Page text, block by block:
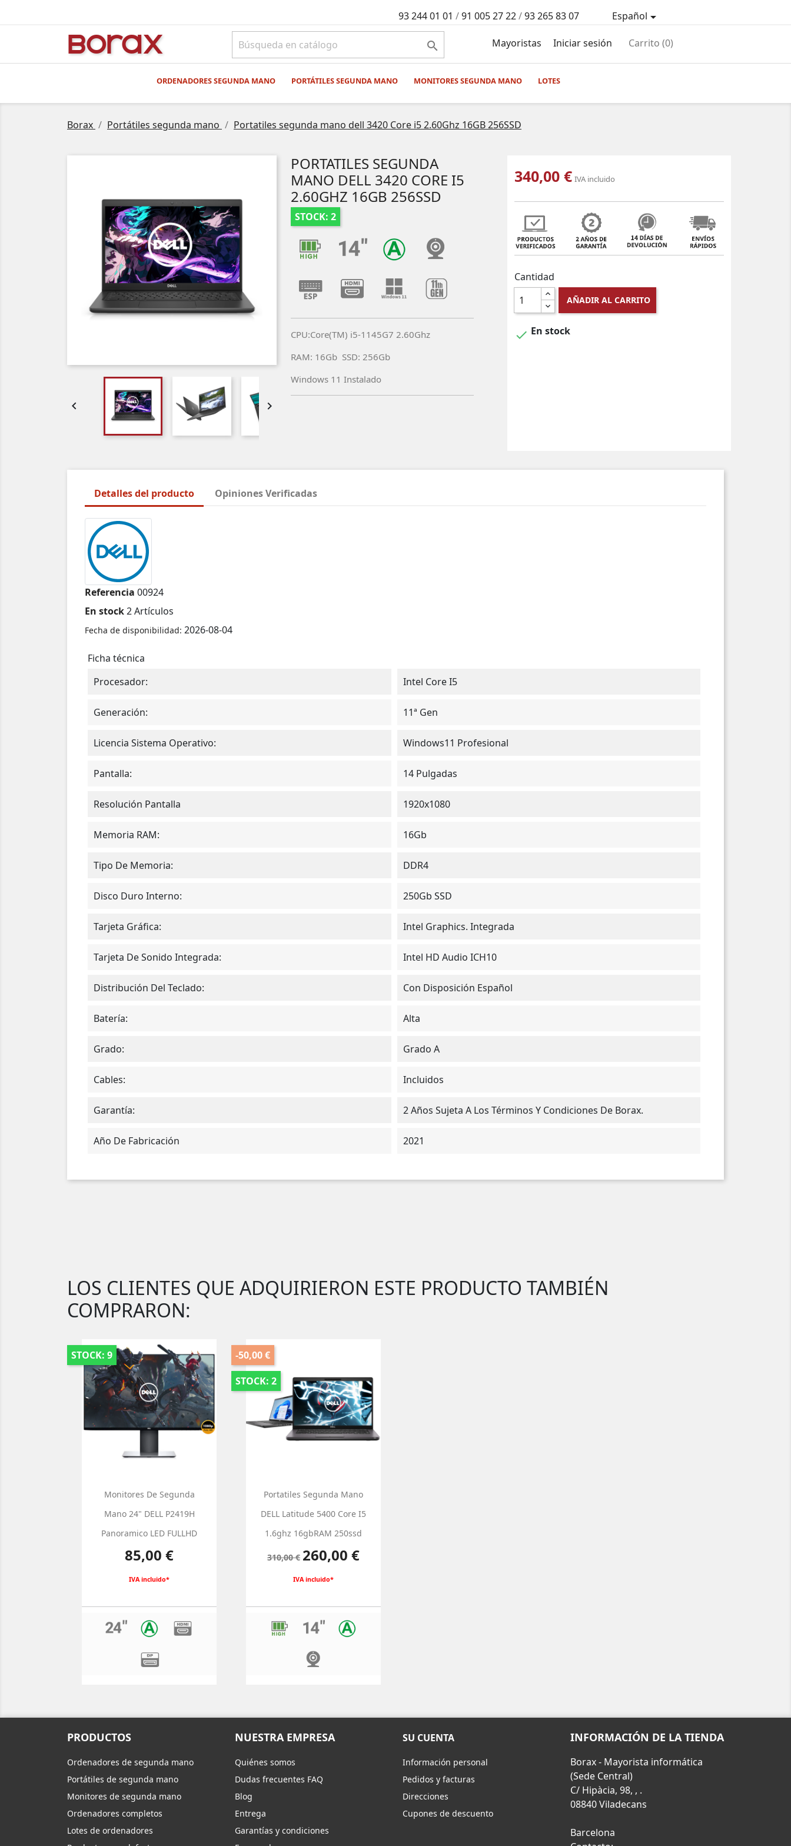
93 244 01 01 /91 005 27 22/93 265 83 07 Español
BOrAx  Mayoristas Iniciar sesión Carrito (0)
ORDENADORES SEGUNDA MANO PORTÁTILES SEGUNDA MANO MONITORES SEGUNDA MANO LOTES
Borax Portátiles segunda mano Portatiles segunda mano dell 3420 Core i5 2.60Ghz 16GB 256SSD
 
PORTATILES SEGUNDA
MANO DELL 3420 CORE I5
2.60GHZ 16GB 256SSD
STOCK: 2
CPU:Core(TM) i5-1145G7 2.60Ghz
RAM: 16Gb SSD: 256Gb
Windows 11 Instalado
340,00 € IVA incluido
Cantidad
AÑADIR AL CARRITO
 En stock
Detalles del producto Opiniones Verificadas
Referencia 00924
En stock2 Artículos
Fecha de disponibilidad: 2026-08-04
Ficha técnica
Procesador:
Intel Core I5
Generación: 11ª Gen
Licencia Sistema Operativo: Windows11 Profesional
Pantalla: 14 Pulgadas
Resolución Pantalla 1920x1080
Memoria RAM: 16Gb
Tipo De Memoria: DDR4
Disco Duro Interno: 250Gb SSD
Tarjeta Gráfica: Intel Graphics. Integrada
Tarjeta De Sonido Integrada: Intel HD Audio ICH10
Distribución Del Teclado: Con Disposición Español
Batería: Alta
Grado: Grado A
Cables: Incluidos
Garantía: 2 Años Sujeta A Los Términos Y Condiciones De Borax.
Año De Fabricación 2021
LOS CLIENTES QUE ADQUIRIERON ESTE PRODUCTO TAMBIÉN
COMPRARON:
STOCK: 9
Monitores De Segunda
Mano 24" DELL P2419H
Panoramico LED FULLHD
Precio
85,00 €
IVA incluido*
-50,00 €
STOCK: 2
Portatiles Segunda Mano
DELL Latitude 5400 Core I5
1.6ghz 16gbRAM 250ssd
Precio base
310,00 € Precio
260,00 €
IVA incluido*
PRODUCTOS
Ordenadores de segunda mano
Portátiles de segunda mano
Monitores de segunda mano
Ordenadores completos
Lotes de ordenadores
NUESTRA EMPRESA
Quiénes somos
Dudas frecuentes FAQ
Blog
Entrega
Garantías y condiciones
SU CUENTA
Información personal
Pedidos y facturas
Direcciones
Cupones de descuento
INFORMACIÓN DE LA TIENDA
Borax - Mayorista informática
(Sede Central)
C/ Hipàcia, 98, , .
08840 Viladecans
Barcelona